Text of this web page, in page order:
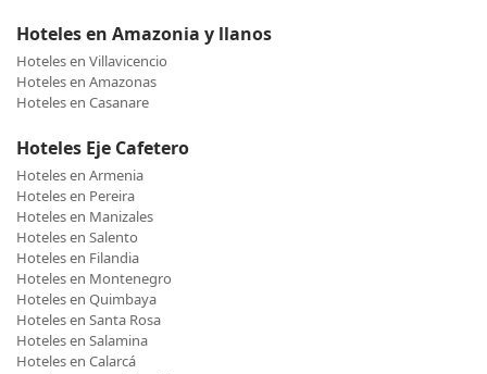
Hoteles en Amazonia y llanos
Hoteles en Villavicencio
Hoteles en Amazonas
Hoteles en Casanare
Hoteles Eje Cafetero
Hoteles en Armenia
Hoteles en Pereira
Hoteles en Manizales
Hoteles en Salento
Hoteles en Filandia
Hoteles en Montenegro
Hoteles en Quimbaya
Hoteles en Santa Rosa
Hoteles en Salamina
Hoteles en Calarcá